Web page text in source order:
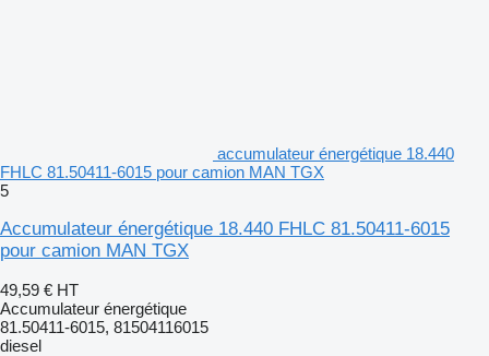
accumulateur énergétique 18.440
FHLC 81.50411-6015 pour camion MAN TGX
5
Accumulateur énergétique 18.440 FHLC 81.50411-6015
pour camion MAN TGX
49,59 € HT
Accumulateur énergétique
81.50411-6015, 81504116015
diesel